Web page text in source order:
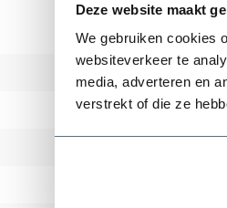
Deze website maakt
We gebruiken cookies
websiteverkeer te
media, adverteren en
verstrekt of die ze